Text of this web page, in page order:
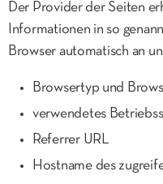
Der Provider der Seiten
Informationen in so
Browser automatisch an
Browsertyp und
verwendetes
Referrer URL
Hostname des